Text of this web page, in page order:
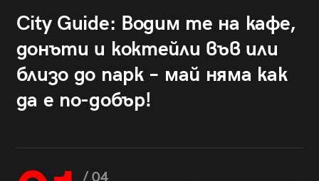
City Guide: Водим те на кафе,
донъти и коктейли във или
близо до парк – май няма как
да е по-добър!
/ 04